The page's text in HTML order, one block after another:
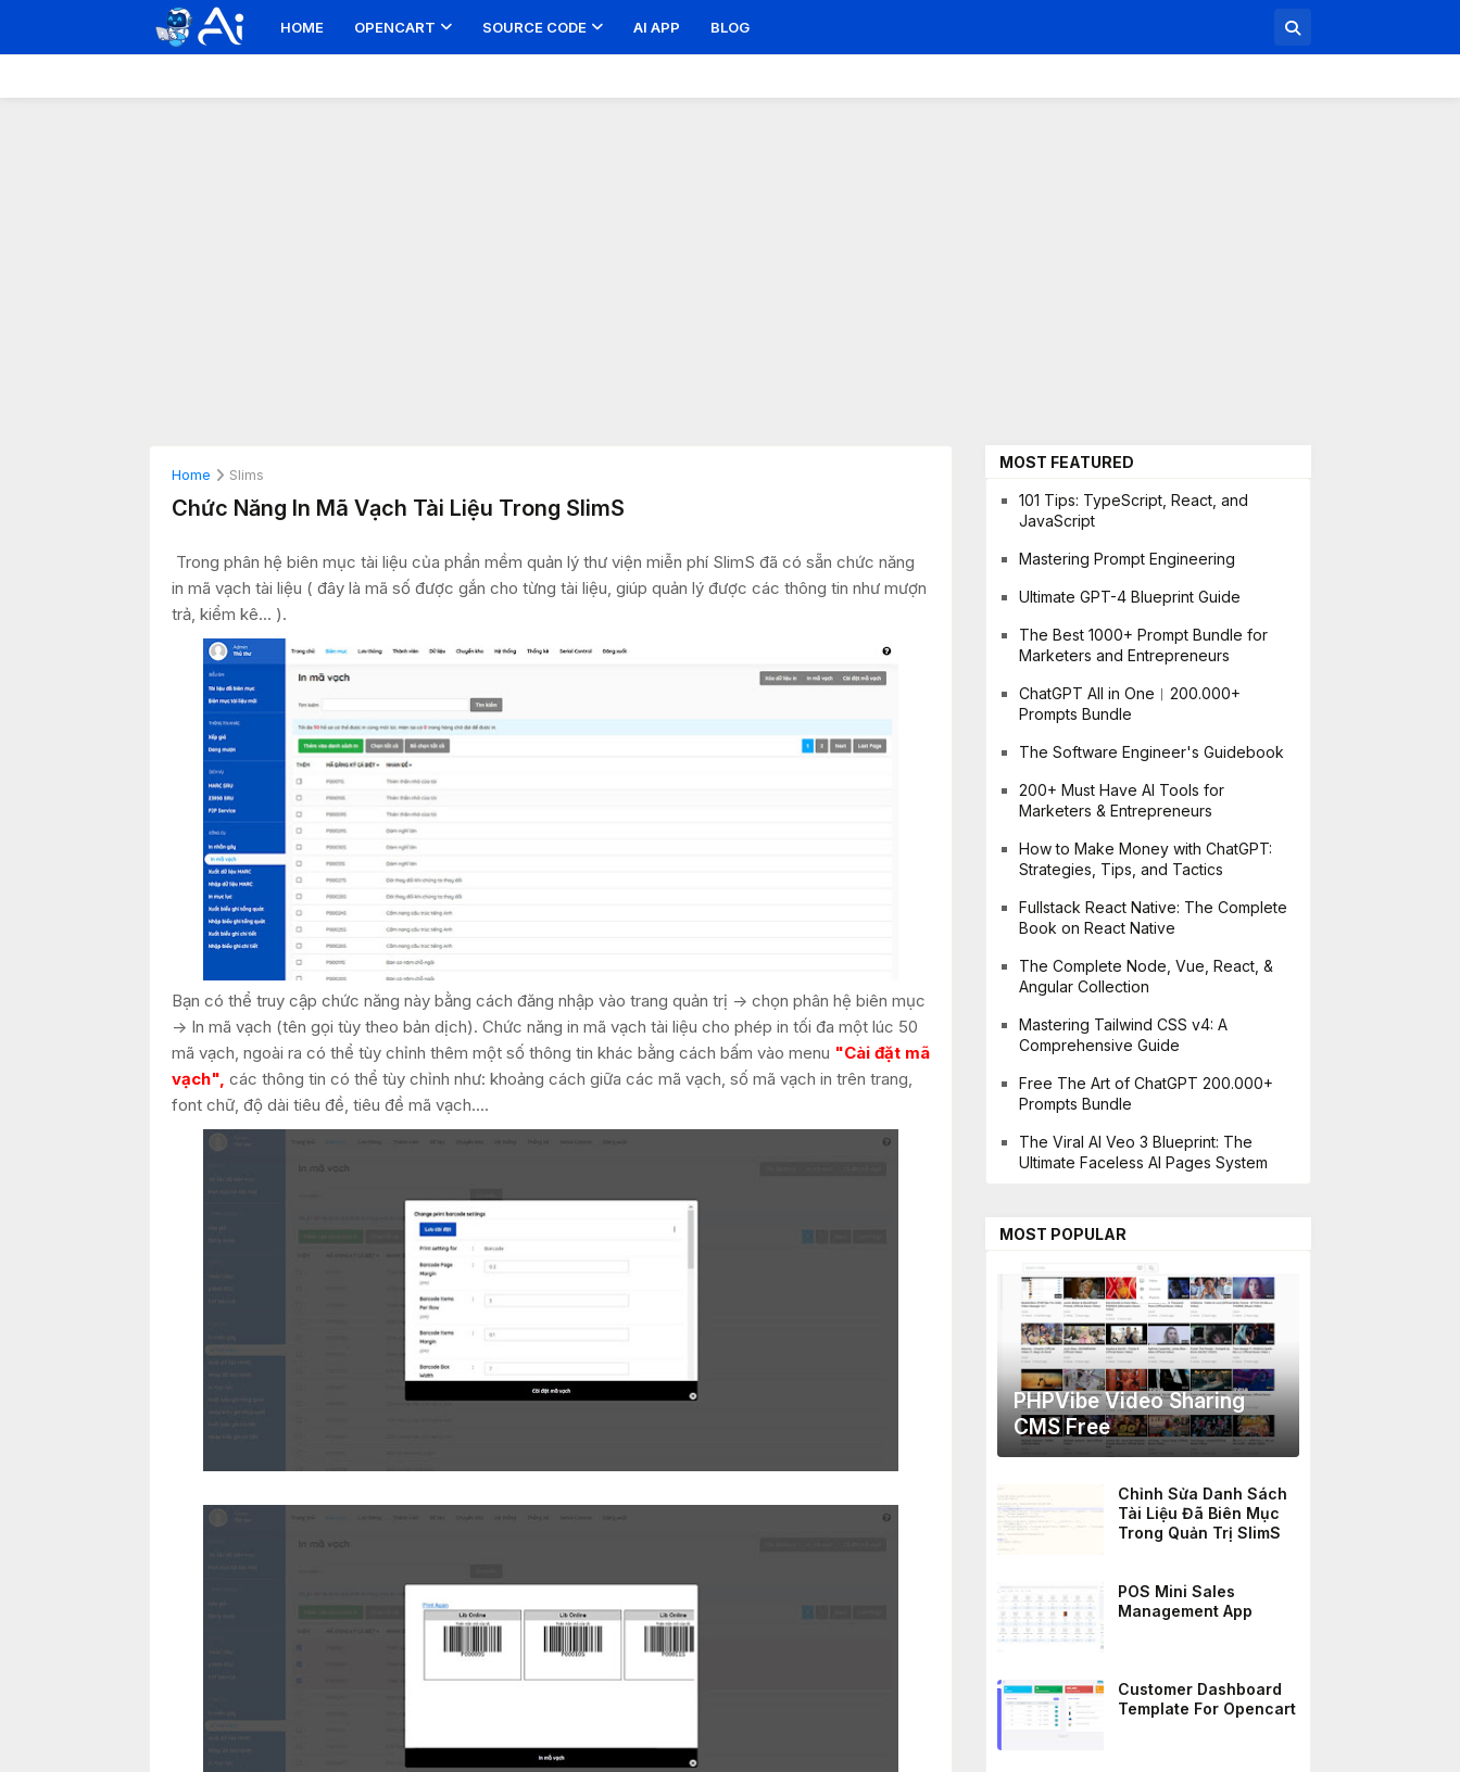
HOME OPENCART SOURCE CODE AI APP BLOG
Home Slims
Chức Năng In Mã Vạch Tài Liệu Trong SlimS
Trong phân hệ biên mục tài liệu của phần mềm quản lý thư viện miễn phí SlimS đã có sẵn chức năng
in mã vạch tài liệu ( đây là mã số được gắn cho từng tài liệu, giúp quản lý được các thông tin như mượn
trả, kiểm kê... ).
Bạn có thể truy cập chức năng này bằng cách đăng nhập vào trang quản trị -> chọn phân hệ biên mục
-> In mã vạch (tên gọi tùy theo bản dịch). Chức năng in mã vạch tài liệu cho phép in tối đa một lúc 50
mã vạch, ngoài ra có thể tùy chỉnh thêm một số thông tin khác bằng cách bấm vào menu "Cài đặt mã
vạch", các thông tin có thể tùy chỉnh như: khoảng cách giữa các mã vạch, số mã vạch in trên trang,
font chữ, độ dài tiêu đề, tiêu đề mã vạch....
MOST FEATURED
101 Tips: TypeScript, React, and
JavaScript
Mastering Prompt Engineering
Ultimate GPT-4 Blueprint Guide
The Best 1000+ Prompt Bundle for
Marketers and Entrepreneurs
ChatGPT All in One︱200.000+
Prompts Bundle
The Software Engineer's Guidebook
200+ Must Have AI Tools for
Marketers & Entrepreneurs
How to Make Money with ChatGPT:
Strategies, Tips, and Tactics
Fullstack React Native: The Complete
Book on React Native
The Complete Node, Vue, React, &
Angular Collection
Mastering Tailwind CSS v4: A
Comprehensive Guide
Free The Art of ChatGPT 200.000+
Prompts Bundle
The Viral AI Veo 3 Blueprint: The
Ultimate Faceless AI Pages System
MOST POPULAR
PHPVibe Video Sharing
CMS Free
Chỉnh Sửa Danh Sách
Tài Liệu Đã Biên Mục
Trong Quản Trị SlimS
POS Mini Sales
Management App
Customer Dashboard
Template For Opencart